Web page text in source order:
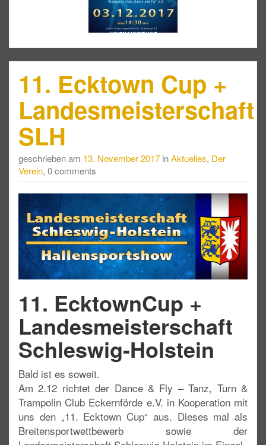
11. Ecktown Cup +
Landesmeisterschaft
SLH
geschrieben am 13. November 2017 inAktuelles, Der
Verein, 0 comments
11. EcktownCup +
Landesmeisterschaft
Schleswig-Holstein
Bald ist es soweit.
Am 2.12 richtet der Dance & Fly – Tanz, Turn &
Trampolin Club Eckernförde e.V. in Kooperation mit
uns den „11. Ecktown Cup“ aus. Dieses mal als
Breitensportwettbewerb sowie der